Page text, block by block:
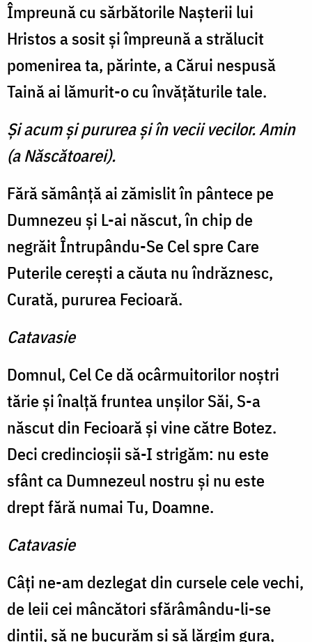
Împreună cu sărbătorile Naşterii lui
Hristos a sosit şi împreună a strălucit
pomenirea ta, părinte, a Cărui nespusă
Taină ai lămurit-o cu învăţăturile tale.
Şi acum şi pururea şi în vecii vecilor. Amin
(a Născătoarei).
Fără sămânţă ai zămislit în pântece pe
Dumnezeu şi L-ai născut, în chip de
negrăit Întrupându-Se Cel spre Care
Puterile cereşti a căuta nu îndrăznesc,
Curată, pururea Fecioară.
Catavasie
Domnul, Cel Ce dă ocârmuitorilor noştri
tărie şi înalţă fruntea unşilor Săi, S-a
născut din Fecioară şi vine către Botez.
Deci credincioşii să-I strigăm: nu este
sfânt ca Dumnezeul nostru şi nu este
drept fără numai Tu, Doamne.
Catavasie
Câţi ne-am dezlegat din cursele cele vechi,
de leii cei mâncători sfărâmându-li-se
dinţii, să ne bucurăm şi să lărgim gura,